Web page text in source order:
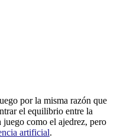
por la misma razón que
el equilibrio entre la
como el ajedrez, pero
artificial.